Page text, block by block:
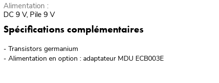
Alimentation :
DC 9 V, Pile 9 V
Spécifications complémentaires
- Transistors germanium
- Alimentation en option : adaptateur MDU ECB003E